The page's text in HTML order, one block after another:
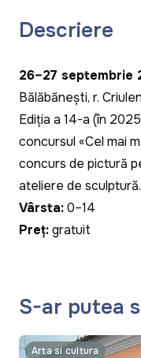
Descriere
26–27 septembrie
Bălăbănești, r.
Ediția a 14-a (în
concursul «Cel mai
concurs de pictură
ateliere de sculptură.
Vârsta:0–14
Preț:gratuit
S-ar putea
Arta si cultura